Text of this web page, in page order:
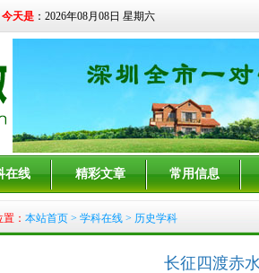
今天是：2026年08月08日 星期六
在线 精彩文章 常用信息
： 本站首页 > 学科在线 > 历史学科
长征四渡赤